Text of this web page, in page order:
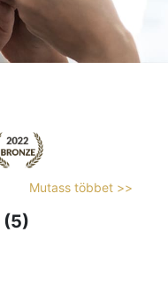
Mutass többet >>
(5)